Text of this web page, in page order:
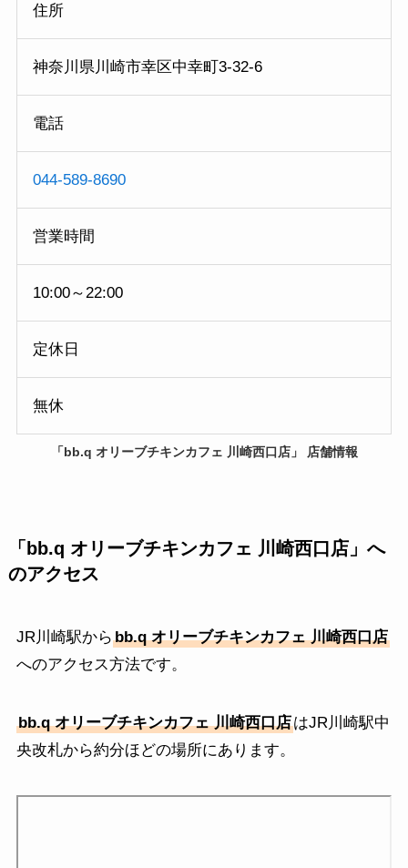
住所
神奈川県川崎市幸区中幸町3-32-6
電話
044-589-8690
営業時間
10:00～22:00
定休日
無休
「bb.q オリーブチキンカフェ 川崎西口店」 店舗情報
「bb.q オリーブチキンカフェ 川崎西口店」へ
のアクセス
JR川崎駅から bb.q オリーブチキンカフェ 川崎西口店
へのアクセス方法です。
bb.q オリーブチキンカフェ 川崎西口店はJR川崎駅中
央改札から約分ほどの場所にあります。